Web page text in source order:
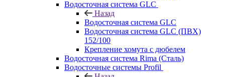
Водосточная система GLC
Назад
Водосточная система GLC
Водосточная система GLC (ПВХ)
152/100
Крепление хомута с дюбелем
Водосточная система Rima (Сталь)
Водосточные системы Profil